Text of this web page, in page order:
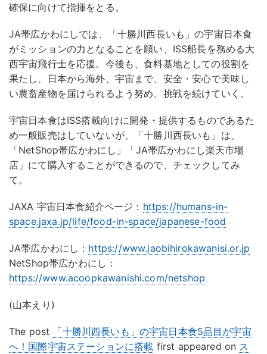
確保に向けて指揮をとる。
JA帯広かわにしでは、「十勝川西長いも」の宇宙日本食
がミッションの力となることを願い、ISS船長を務める大
西宇宙飛行士を応援。今後も、食料基地としての役割を
果たし、日本から海外、宇宙まで、安全・安心で美味し
い農畜産物を届けられるよう努め、挑戦を続けていく。
宇宙日本食はISS搭載向けに開発・提供するものであるた
め一般販売はしていないが、「十勝川西長いも」は、
「NetShop帯広かわにし」「JA帯広かわにし楽天市場
店」にて購入することができるので、チェックしてみ
て。
JAXA 宇宙日本食紹介ページ： https://humans-in-
space.jaxa.jp/life/food-in-space/japanese-food
JA帯広かわにし： https://www.jaobihirokawanisi.or.jp
NetShop帯広かわにし：
https://www.acoopkawanishi.com/netshop
(山本えり)
The post
「十勝川西長いも」の宇宙日本食5品目が宇宙
へ！国際宇宙ステーションに搭載 first appeared on ス